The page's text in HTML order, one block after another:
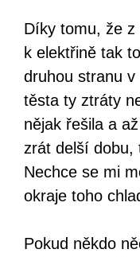
Díky tomu, že z
k elektřině tak
druhou stranu
těsta ty ztráty
nějak řešila a
zrát delší dobu,
Nechce se mi
okraje toho
Pokud někdo